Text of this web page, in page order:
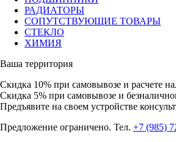
РАДИАТОРЫ
СОПУТСТВУЮЩИЕ ТОВАРЫ
СТЕКЛО
ХИМИЯ
Ваша территория
Скидка 10% при самовывозе и расчете
Скидка 5% при самовывозе и
Предъявите на своем устройстве
Предложение ограничено. Тел. +7 (985)